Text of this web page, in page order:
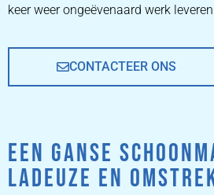
keer weer ongeëvenaard werk
CONTACTEER ONS
EEN GANSE
LADEUZE EN